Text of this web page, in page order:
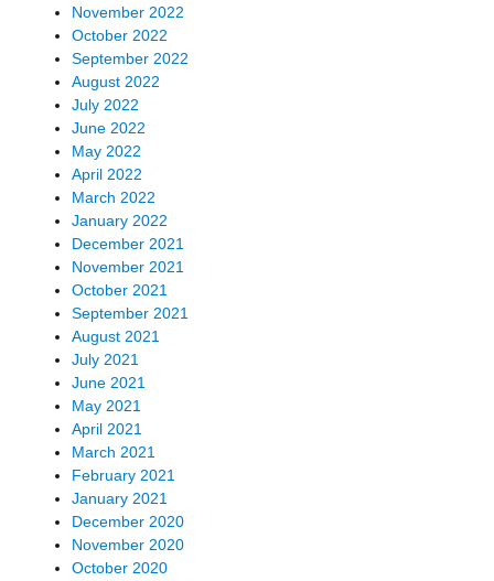
November 2022
October 2022
September 2022
August 2022
July 2022
June 2022
May 2022
April 2022
March 2022
January 2022
December 2021
November 2021
October 2021
September 2021
August 2021
July 2021
June 2021
May 2021
April 2021
March 2021
February 2021
January 2021
December 2020
November 2020
October 2020